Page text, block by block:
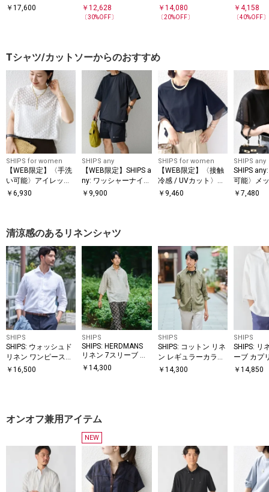
2 シングルライン ポ
￥ 17,600
￥12,628
〔30%OFF〕
2 シングルライン ポ
ロシャツ 25SS
￥ 14,080
〔20%OFF〕
ポイント
アイ 半袖
￥4,158
〔40%OFF〕
Tシャツ/カットソーからのおすすめ
SHIPS for women
【WEB限定】〈手洗
い可能〉アイレット
クルーネック プルオ
￥ 6,930
SHIPS any
【WEB限定】SHIPS a
ny: ワッシャーナイロ
ン スピンドル Tシャ
￥ 9,900
SHIPS for women
【WEB限定】〈接触
冷感 / UVカット〉シ
アー オーガンジー コ
￥ 9,460
SHIPS any
SHIPS
可能〉メ
ー ハンカ
￥7,480
清涼感のあるリネンシャツ
SHIPS
SHIPS: ウォッシュド
リネン ワンピースカ
ラー ソリッド シャツ
￥ 16,500
SHIPS
SHIPS: HERDMANS
リネン 7スリーブ カ
プリ シャツ
￥14,300
SHIPS
SHIPS: コットン リネ
ン レギュラーカラー
7スリーブ シャツ
￥ 14,300
SHIPS
SHIPS: リ
ーブ カプ
￥14,850
オンオフ兼用アイテム
NEW